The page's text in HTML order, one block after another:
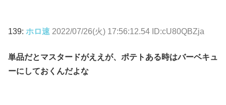
139: ホロ速 2022/07/26(火) 17:56:12.54 ID:cU80QBZja
単品だとマスタードがええが、ポテトある時はバーベキュ
ーにしておくんだよな